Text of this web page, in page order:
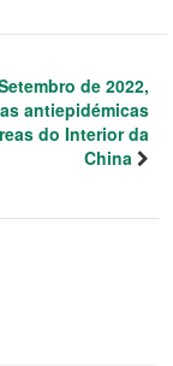
de 2022,
antiepidémicas
do Interior da
China